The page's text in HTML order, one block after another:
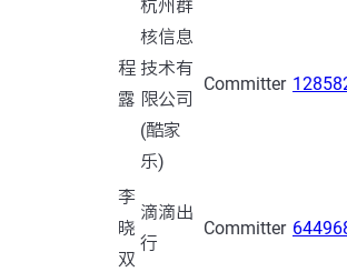
程
露
杭州群
核信息
技术有
限公司
(酷家
乐)
Committer
李
晓
双
滴滴出
行
Committer